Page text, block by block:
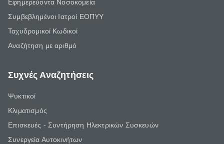
Εφημερεύοντα Νοσοκομεία
Συμβεβλημένοι Ιατροί ΕΟΠΥΥ
Ταχυδρομικοί Κωδικοί
Αναζήτηση με αριθμό
Συχνές Αναζητήσεις
Ψυκτικοί
Κλιματισμός
Επισκευές - Συντήρηση Ηλεκτρικών Συσκευών
Συνεργεία Αυτοκινήτων